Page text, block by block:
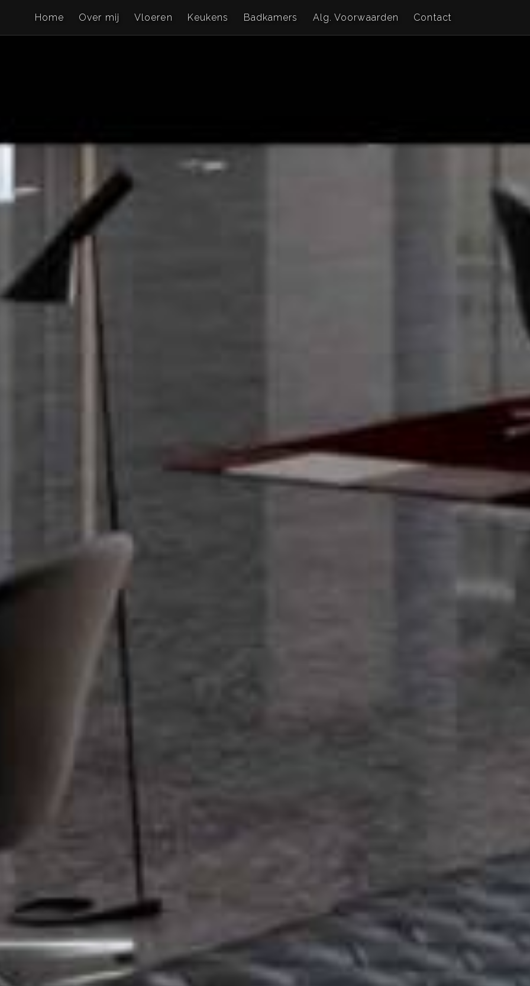
Home Over mij Vloeren Keukens Badkamers Alg. Voorwaarden Contact